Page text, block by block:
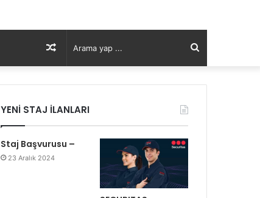
yap
Rastgele
Makale
YENİ STAJ İLANLARI
Staj Başvurusu –
23 Aralık 2024